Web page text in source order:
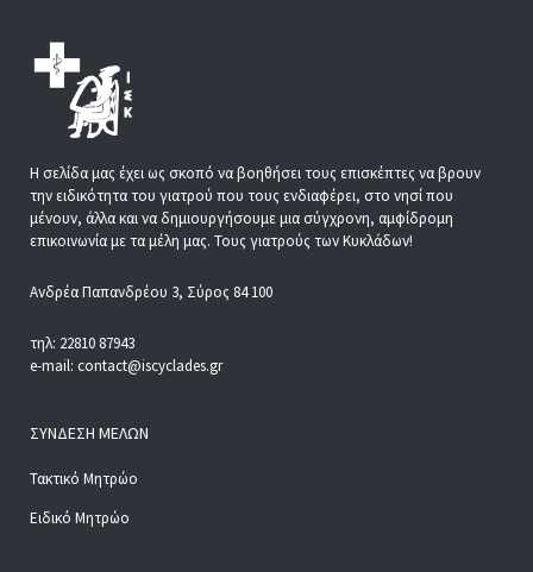
Η σελίδα μας έχει ως σκοπό να βοηθήσει τους επισκέπτες να βρουν
την ειδικότητα του γιατρού που τους ενδιαφέρει, στο νησί που
μένουν, άλλα και να δημιουργήσουμε μια σύγχρονη, αμφίδρομη
επικοινωνία με τα μέλη μας. Τους γιατρούς των Κυκλάδων!
Ανδρέα Παπανδρέου 3, Σύρος 84 100
τηλ: 22810 87943
e-mail: contact@iscyclades.gr
ΣΎΝΔΕΣΗ ΜΕΛΏΝ
Τακτικό Μητρώο
Ειδικό Μητρώο